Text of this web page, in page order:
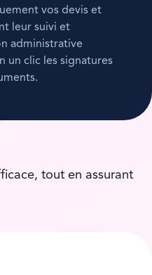
vos devis et
leur suivi et
administrative
un clic les signatures
tout en assurant